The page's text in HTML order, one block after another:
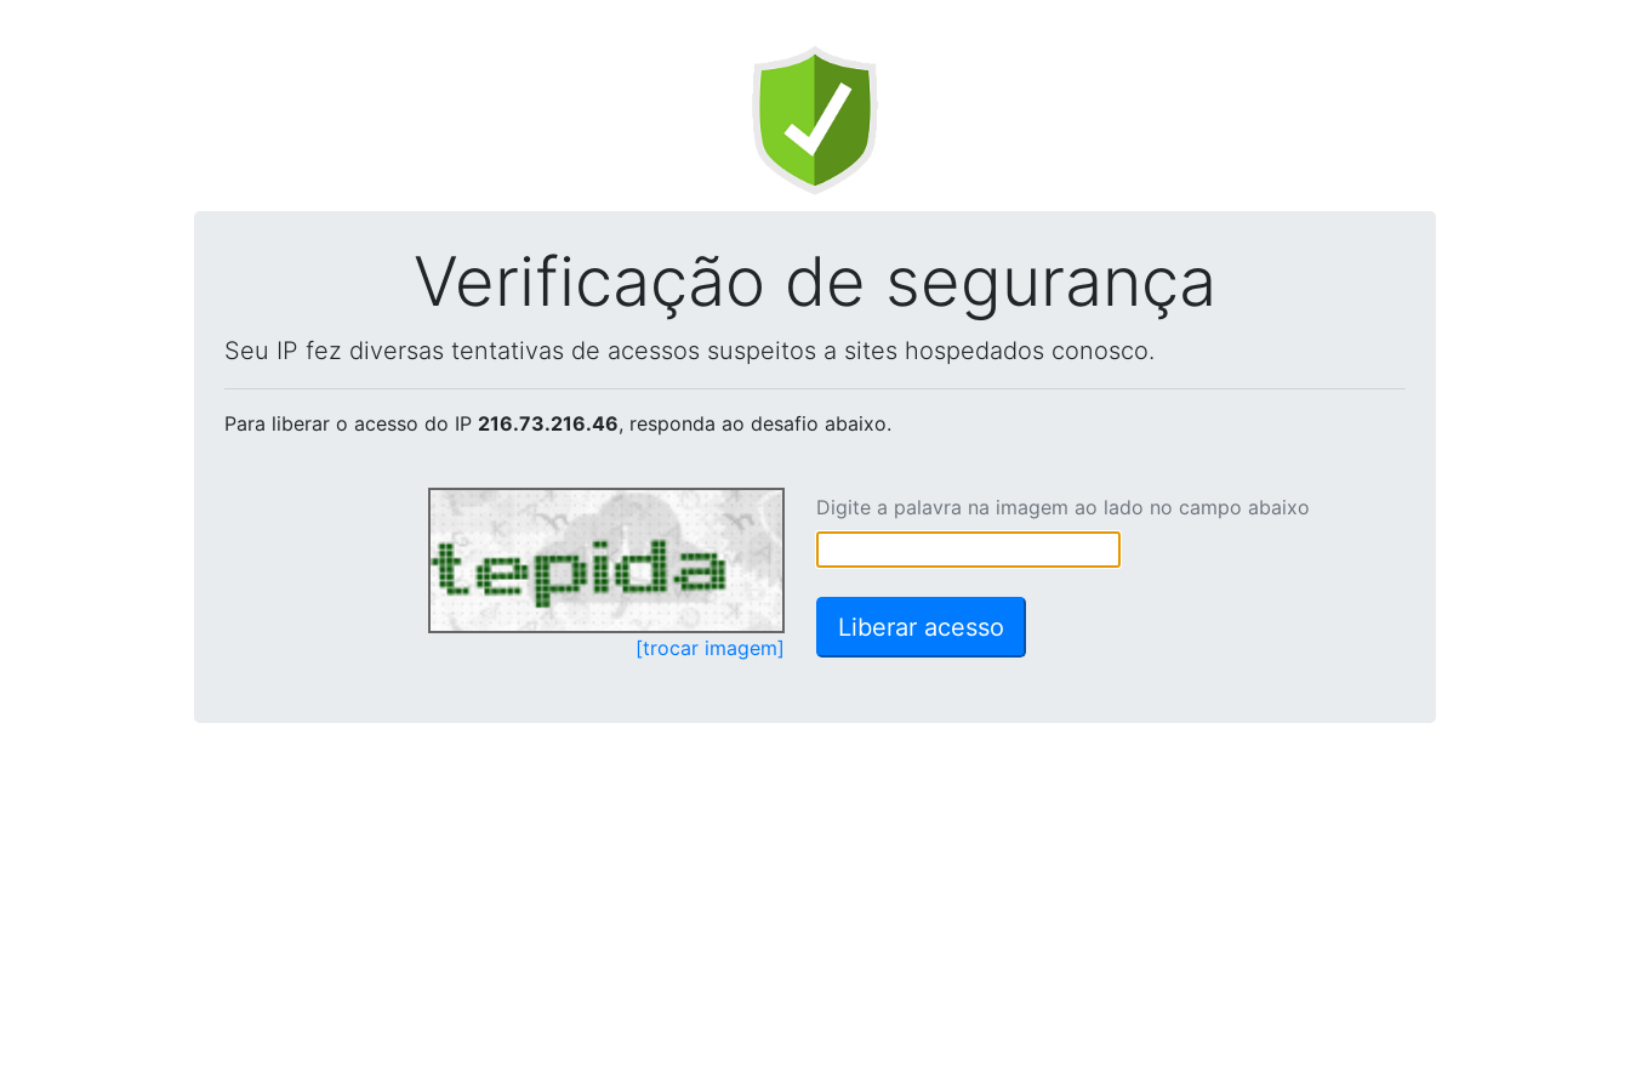
Verificação de segurança
Seu IP fez diversas tentativas de acessos suspeitos a sites hospedados conosco.
Para liberar o acesso do IP 216.73.216.46, responda ao desafio abaixo.
[trocar imagem]
Digite a palavra na imagem ao lado no campo abaixo